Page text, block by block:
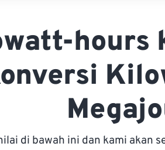
hours
di bawah ini dan kami akan